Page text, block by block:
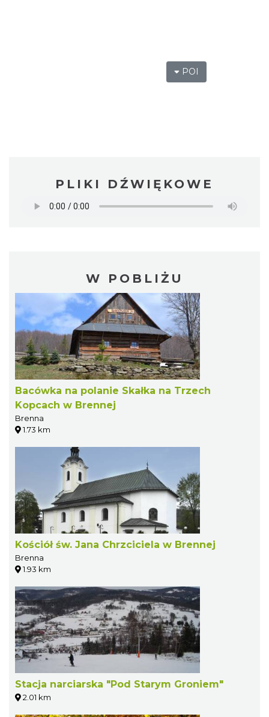
POI
PLIKI DŹWIĘKOWE
W POBLIŻU
Bacówka na polanie Skałka na Trzech
Kopcach w Brennej
Brenna
1.73 km
Kościół św. Jana Chrzciciela w Brennej
Brenna
1.93 km
Stacja narciarska "Pod Starym Groniem"
2.01 km